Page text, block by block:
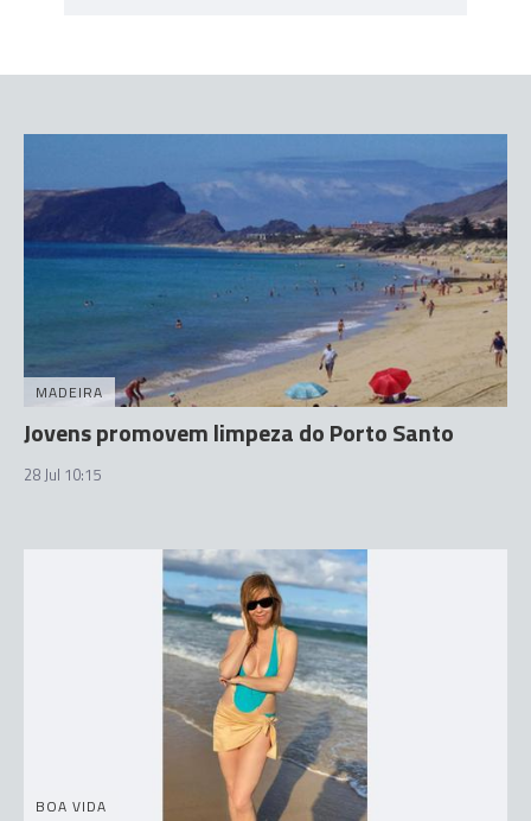
MADEIRA
Jovens promovem limpeza do Porto Santo
28 Jul 10:15
BOA VIDA